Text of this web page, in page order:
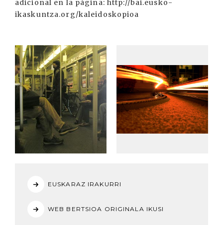
adicional en la página: http://bai.eusko-
ikaskuntza.org/kaleidoskopioa
EUSKARAZ IRAKURRI
WEB BERTSIOA ORIGINALA IKUSI